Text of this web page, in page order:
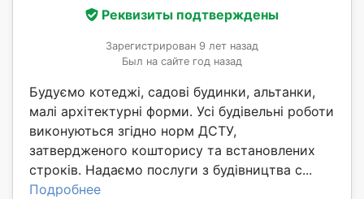
Реквизиты подтверждены
Зарегистрирован 9 лет назад
Был на сайте год назад
Будуємо котеджі, садові будинки, альтанки,
малі архітектурні форми. Усі будівельні роботи
виконуються згідно норм ДСТУ,
затвердженого кошторису та встановлених
строків. Надаємо послуги з будівництва с...
Подробнее